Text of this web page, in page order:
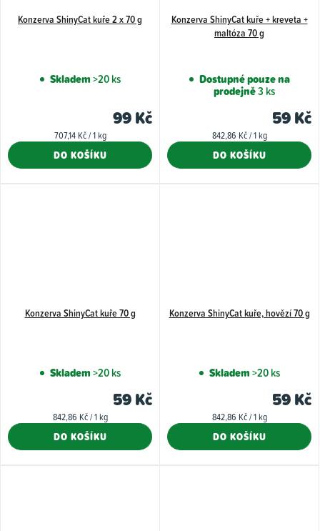
Konzerva ShinyCat kuře 2 x 70 g
Skladem>20 ks
99 Kč
Měrná
707,14 Kč / 1 kg
DO KOŠÍKU
Konzerva ShinyCat kuře + kreveta +
maltóza 70 g
Dostupné pouze na
prodejně3 ks
59 Kč
Měrná
842,86 Kč / 1 kg
DO KOŠÍKU
Konzerva ShinyCat kuře 70 g
Skladem>20 ks
59 Kč
Měrná
842,86 Kč / 1 kg
DO KOŠÍKU
Konzerva ShinyCat kuře, hovězí 70 g
Skladem>20 ks
59 Kč
Měrná
842,86 Kč / 1 kg
DO KOŠÍKU